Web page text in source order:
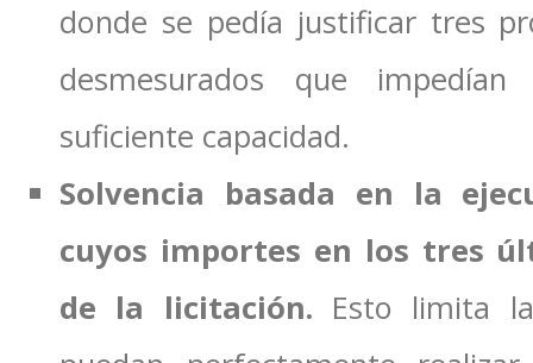
donde se pedía justificar tres
desmesurados que
suficiente capacidad.
Solvencia basada en la
cuyos importes en los tres
de la licitación. Esto limita